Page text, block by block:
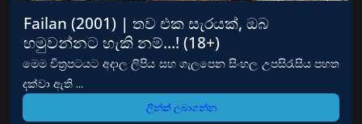
Failan (2001) | තව එක සැරයක්, ඔබ
හමුවන්නට හැකි නම්…! (18+)
මෙම චිත්‍රපටයට අදාල ලිපිය සහ ගැලපෙන සිංහල උපසිරැසිය පහත
දක්වා ඇති ...
ලින්ක් ලබාගන්න